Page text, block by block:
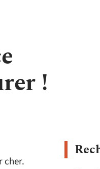
!
cher.